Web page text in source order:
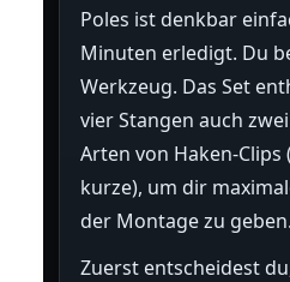
Poles ist denkbar
Minuten erledigt. Du
Werkzeug. Das Set
vier Stangen auch
Arten von Haken-Clips
kurze), um dir
der Montage zu geben.
Zuerst entscheidest